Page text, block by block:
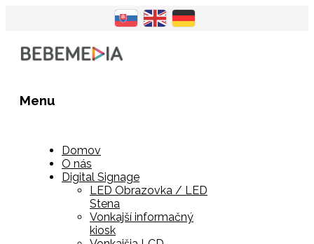
Menu
Domov
O nás
Digital Signage
LED Obrazovka / LED
Stena
Vonkajší informačný
kiosk